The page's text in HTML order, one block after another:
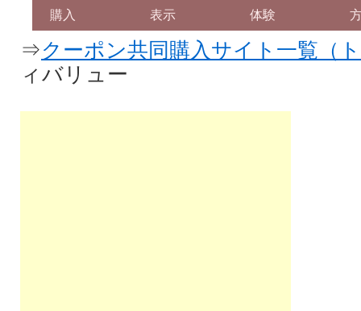
購入 表示 体験
⇒クーポン共同購入サイト一覧（
ィバリュー